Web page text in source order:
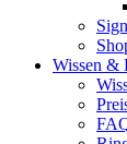
Wissen &